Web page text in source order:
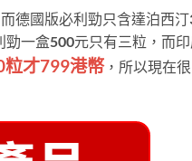
德國版必利勁只含達泊西
一盒500元只有三粒，而
粒才799港幣，所以現在